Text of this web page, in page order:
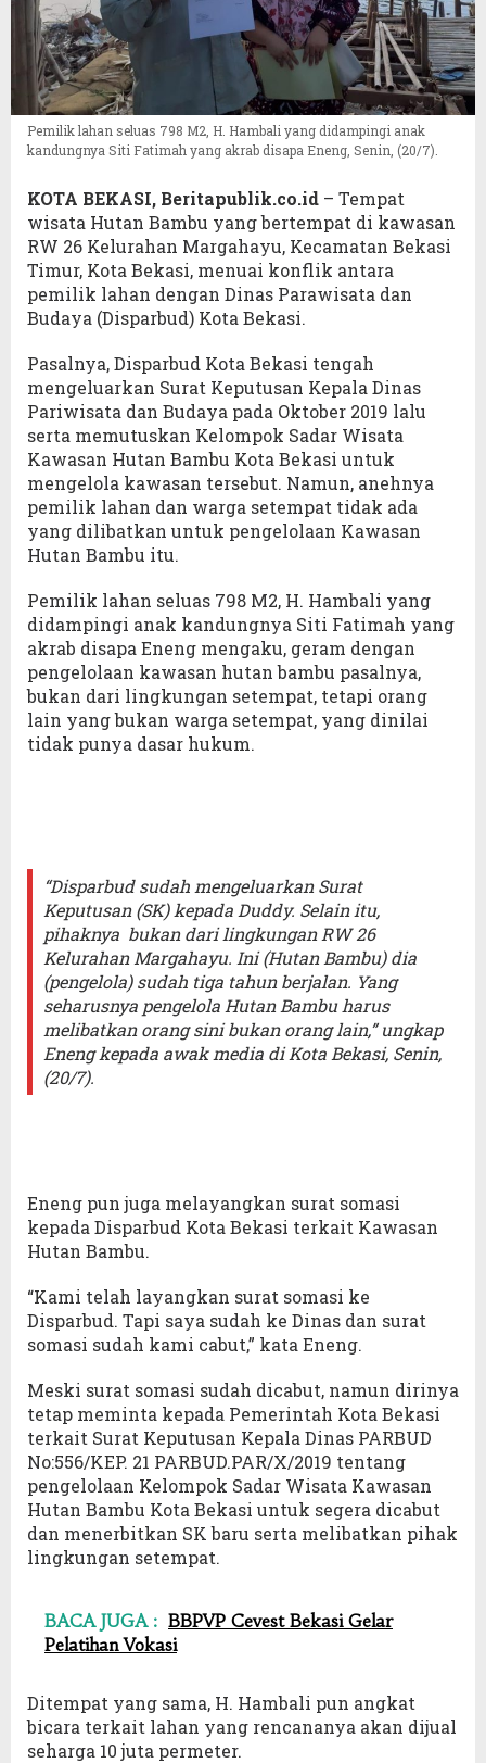
Pemilik lahan seluas 798 M2, H. Hambali yang didampingi anak
kandungnya Siti Fatimah yang akrab disapa Eneng, Senin, (20/7).
KOTA BEKASI, Beritapublik.co.id – Tempat
wisata Hutan Bambu yang bertempat di kawasan
RW 26 Kelurahan Margahayu, Kecamatan Bekasi
Timur, Kota Bekasi, menuai konflik antara
pemilik lahan dengan Dinas Parawisata dan
Budaya (Disparbud) Kota Bekasi.
Pasalnya, Disparbud Kota Bekasi tengah
mengeluarkan Surat Keputusan Kepala Dinas
Pariwisata dan Budaya pada Oktober 2019 lalu
serta memutuskan Kelompok Sadar Wisata
Kawasan Hutan Bambu Kota Bekasi untuk
mengelola kawasan tersebut. Namun, anehnya
pemilik lahan dan warga setempat tidak ada
yang dilibatkan untuk pengelolaan Kawasan
Hutan Bambu itu.
Pemilik lahan seluas 798 M2, H. Hambali yang
didampingi anak kandungnya Siti Fatimah yang
akrab disapa Eneng mengaku, geram dengan
pengelolaan kawasan hutan bambu pasalnya,
bukan dari lingkungan setempat, tetapi orang
lain yang bukan warga setempat, yang dinilai
tidak punya dasar hukum.
“Disparbud sudah mengeluarkan Surat
Keputusan (SK) kepada Duddy. Selain itu,
pihaknya bukan dari lingkungan RW 26
Kelurahan Margahayu. Ini (Hutan Bambu) dia
(pengelola) sudah tiga tahun berjalan. Yang
seharusnya pengelola Hutan Bambu harus
melibatkan orang sini bukan orang lain,” ungkap
Eneng kepada awak media di Kota Bekasi, Senin,
(20/7).
Eneng pun juga melayangkan surat somasi
kepada Disparbud Kota Bekasi terkait Kawasan
Hutan Bambu.
“Kami telah layangkan surat somasi ke
Disparbud. Tapi saya sudah ke Dinas dan surat
somasi sudah kami cabut,” kata Eneng.
Meski surat somasi sudah dicabut, namun dirinya
tetap meminta kepada Pemerintah Kota Bekasi
terkait Surat Keputusan Kepala Dinas PARBUD
No:556/KEP. 21 PARBUD.PAR/X/2019 tentang
pengelolaan Kelompok Sadar Wisata Kawasan
Hutan Bambu Kota Bekasi untuk segera dicabut
dan menerbitkan SK baru serta melibatkan pihak
lingkungan setempat.
BACA JUGA : BBPVP Cevest Bekasi Gelar
Pelatihan Vokasi
Ditempat yang sama, H. Hambali pun angkat
bicara terkait lahan yang rencananya akan dijual
seharga 10 juta permeter.